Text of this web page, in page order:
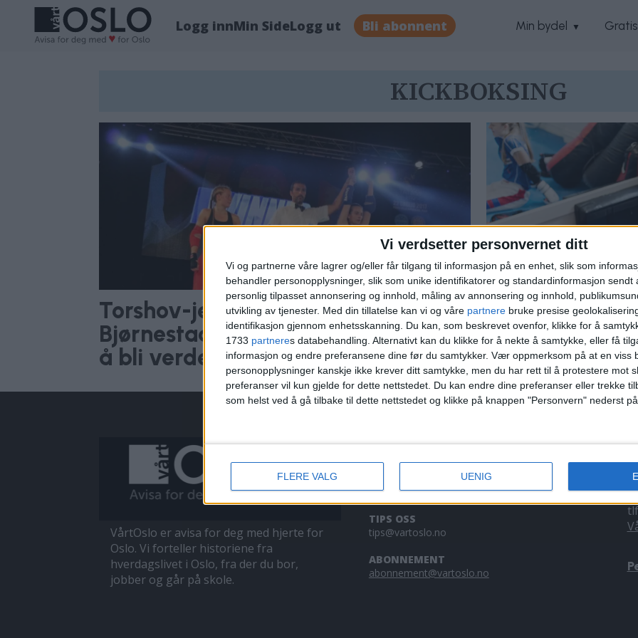
Vi verdsetter personvernet ditt
Vi og partnerne våre lagrer og/eller får tilgang til informasjon på en enhet, slik som
behandler personopplysninger, slik som unike identifikatorer og standardinformasjon sendt
personlig tilpasset annonsering og innhold, måling av annonsering og innhold,
utvikling av tjenester. Med din tillatelse kan vi og våre partnere bruke presise
identifikasjon gjennom enhetsskanning. Du kan, som beskrevet ovenfor, klikke for å
1733 partneres databehandling. Alternativt kan du klikke for å nekte å samtykke, eller få
informasjon og endre preferansene dine før du samtykker. Vær oppmerksom på at en viss
personopplysninger kanskje ikke krever ditt samtykke, men du har rett til å protestere mot
preferanser vil kun gjelde for dette nettstedet. Du kan endre dine preferanser eller trekke
som helst ved å gå tilbake til dette nettstedet og klikke på knappen "Personvern" nederst på
FLERE VALG UENIG
Logg innMin SideLogg ut Bli abonnent Min bydel
kickboksing
KICKBOKSING
Torshov-jenta Tirill Nanett
Bjørnestad Næss tapte kampen om
å bli verdensmester i pointfighting
På lørdag
Bjørnestad
bli
VårtOslo er avisa for deg med hjerte for
Oslo. Vi forteller historiene fra
hverdagslivet i Oslo, fra der du bor,
jobber og går på skole.
KONTAKT OSS
Redaktør, Vegard Velle
redaktor@vartoslo.no,tlf: 93 25 68 32
TIPS OSS
tips@vartoslo.no
ABONNEMENT
abonnement@vartoslo.no